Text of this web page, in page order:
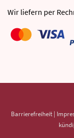
Wir liefern per
Barrierefreiheit |